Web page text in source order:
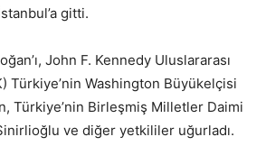
gitti.
John F. Kennedy Uluslararası
Türkiye’nin Washington Büyükelçisi
Türkiye’nin Birleşmiş Milletler Daimi
ve diğer yetkililer uğurladı.